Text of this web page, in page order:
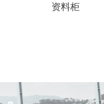
资料柜